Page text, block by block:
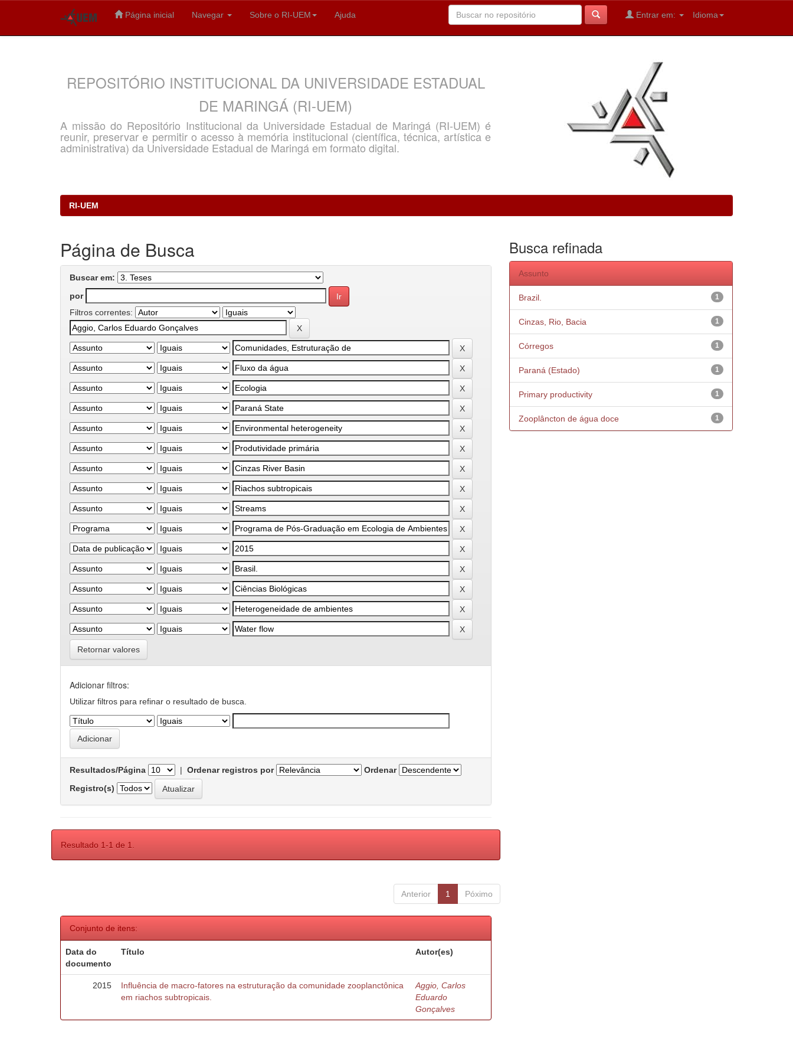
Página inicial Navegar Sobre o RI-UEM Ajuda Idioma
Entrar em:
REPOSITÓRIO INSTITUCIONAL DA UNIVERSIDADE ESTADUAL
DE MARINGÁ (RI-UEM)
A missão do Repositório Institucional da Universidade Estadual de Maringá (RI-UEM) é
reunir, preservar e permitir o acesso à memória institucional (científica, técnica, artística e
administrativa) da Universidade Estadual de Maringá em formato digital.
RI-UEM
Página de Busca
Buscar em:
por
Filtros correntes:
Retornar valores
Adicionar filtros:
Utilizar filtros para refinar o resultado de busca.
Resultados/Página | Ordenar registros por
Ordenar
Registro(s)
Resultado 1-1 de 1.
Anterior 1 Póximo
Conjunto de itens:
Data do
documento
Título Autor(es)
2015
Influência de macro-fatores na estruturação da comunidade zooplanctônica
em riachos subtropicais.
Aggio, Carlos
Eduardo
Gonçalves
Busca refinada
Assunto
1
Brazil.
1
Cinzas, Rio, Bacia
1
Córregos
1
Paraná (Estado)
1
Primary productivity
1
Zooplâncton de água doce